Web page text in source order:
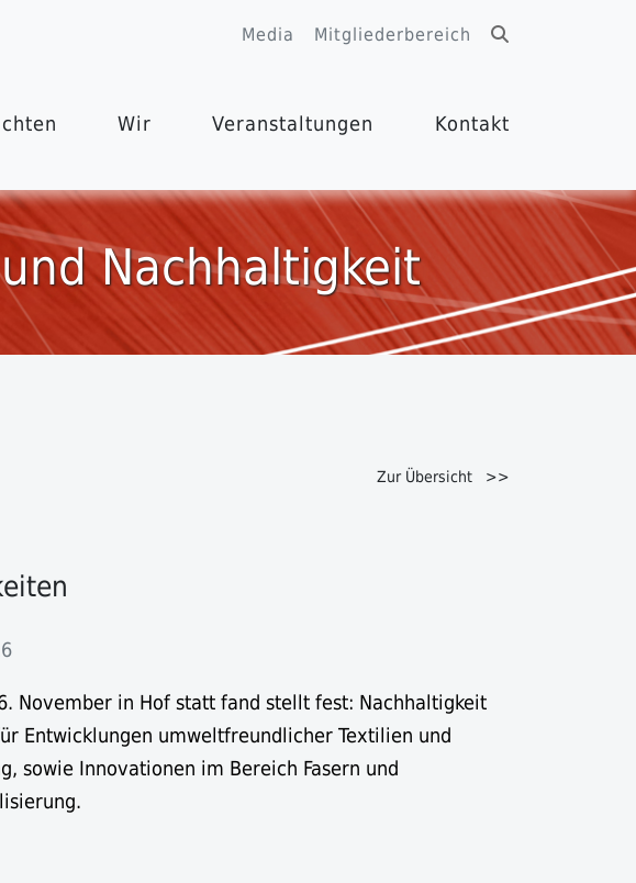
Media Mitgliederbereich
Wir Veranstaltungen Kontakt
Nachhaltigkeit
Zur Übersicht >>
November in Hof statt fand stellt fest: Nachhaltigkeit
Entwicklungen umweltfreundlicher Textilien und
sowie Innovationen im Bereich Fasern und